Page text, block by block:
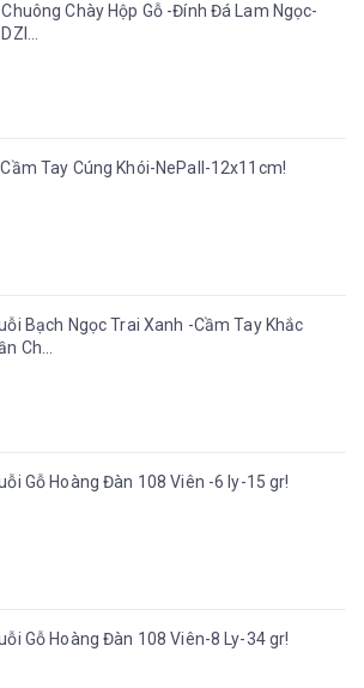
Chuông Chày Hộp Gỗ -Đính Đá Lam Ngọc-
Cầm Tay Cúng Khói-NePall-12x11cm!
Bạch Ngọc Trai Xanh -Cầm Tay Khắc
Ch...
Gỗ Hoàng Đàn 108 Viên -6 ly-15 gr!
Gỗ Hoàng Đàn 108 Viên-8 Ly-34 gr!